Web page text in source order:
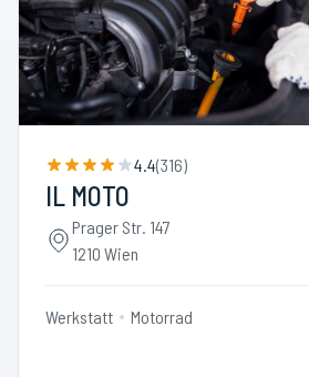
4.4(316)
IL MOTO
Prager Str. 147
1210 Wien
Werkstatt Motorrad